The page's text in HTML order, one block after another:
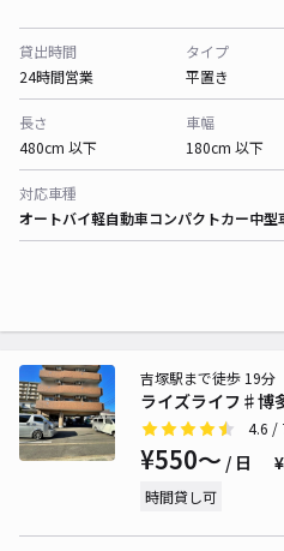
貸出時間
24時間営業
タイプ
平置き
長さ
480cm 以下
車幅
180cm 以下
対応車種
オートバイ軽自動車コンパクトカー中型
ライズライフ♯博
吉塚駅まで徒歩 19分
4.6 /
¥550〜 / 日
時間貸し可